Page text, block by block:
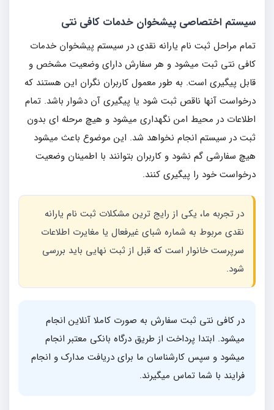
سیستم اختصاصی پیشخوان خدمات کافی نتی
تمام مراحل ثبت نام یارانه نقدی در سیستم پیشخوان خدمات
کافی نتی ثبت میشود و هر سفارش دارای وضعیت مشخص و
قابل پیگیری است. به طور معمول کاربران نگران این هستند که
درخواست آنها ناقص ثبت شود یا پیگیری آن دشوار باشد. تمام
اطلاعات در محیط امن نگهداری میشود و هیچ مرحله ای بدون
ثبت در سیستم انجام نخواهد شد. این موضوع باعث میشود
هیچ سفارشی گم نشود و کاربران بتوانند با اطمینان وضعیت
درخواست خود را پیگیری کنند.
در تجربه ما، یکی از رایج ترین مشکلات ثبت نام یارانه
نقدی مربوط به شماره شبای غیرفعال یا مغایرت اطلاعات
سرپرست خانوار است که قبل از ثبت نهایی باید بررسی
شود.
در کافی نتی ثبت سفارش به صورت کاملا آنلاین انجام
میشود. ابتدا پرداخت از طریق درگاه بانکی معتبر انجام
میشود و سپس کارشناسان ما برای دریافت مدارک و انجام
فرایند با شما تماس میگیرند.